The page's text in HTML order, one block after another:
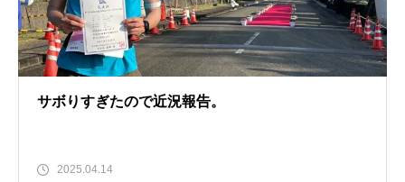
サボりすぎたので近況報告。
2025.04.14